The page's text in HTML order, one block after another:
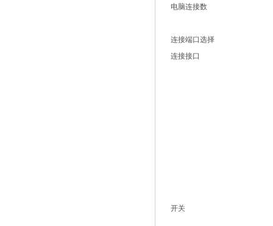
电脑连接数
连接端口选择
连接接口
开关